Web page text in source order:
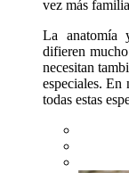
vez más
La anatomía
difieren
necesitan
especiales. En
todas estas